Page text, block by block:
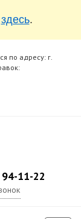
здесь.
по адресу: г.
94-11-22